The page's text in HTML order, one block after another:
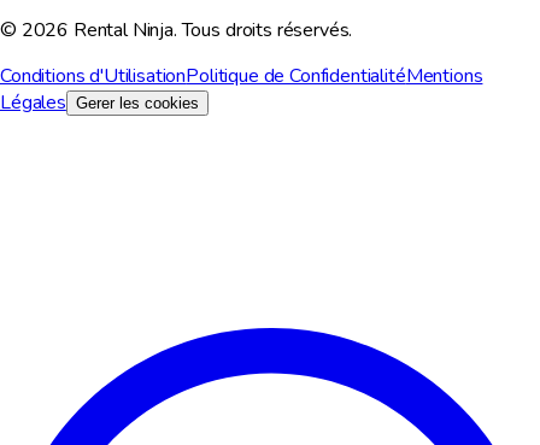
© 2026 Rental Ninja. Tous droits réservés.
Conditions d'UtilisationPolitique de ConfidentialitéMentions
Légales Gerer les cookies
Nous utilisons des cookies pour ameliorer votre experience,
analyser le trafic du site et a des fins marketing. Vous pouvez
choisir les cookies a accepter.
Tout refuser Personnaliser